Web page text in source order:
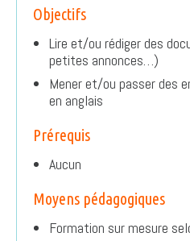
Objectifs
Lire et/ou rédiger des
petites annonces…)
Mener et/ou passer des
en anglais
Prérequis
Aucun
Moyens pédagogiques
Formation sur mesure